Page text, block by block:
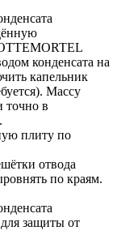
конденсата на
капельник
Массу
точно в
плиту по
отвода
по краям.
защиты от